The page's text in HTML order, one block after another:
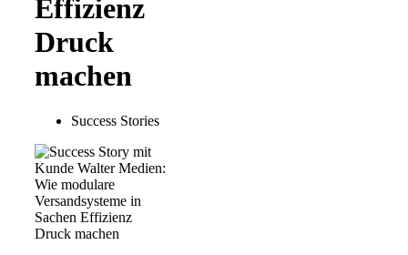
Effizienz
Druck
machen
Success Stories